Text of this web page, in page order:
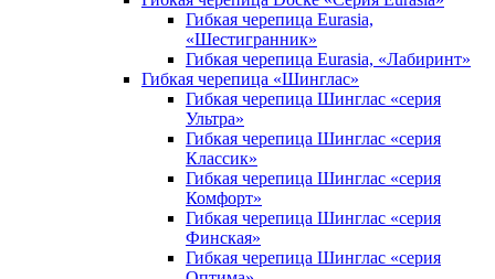
Гибкая черепица Eurasia,
«Шестигранник»
Гибкая черепица Eurasia, «Лабиринт»
Гибкая черепица «Шинглас»
Гибкая черепица Шинглас «серия
Ультра»
Гибкая черепица Шинглас «серия
Классик»
Гибкая черепица Шинглас «серия
Комфорт»
Гибкая черепица Шинглас «серия
Финская»
Гибкая черепица Шинглас «серия